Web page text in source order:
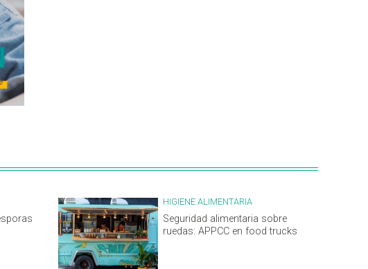
HIGIENE ALIMENTARIA
Seguridad alimentaria sobre
ruedas: APPCC en food trucks